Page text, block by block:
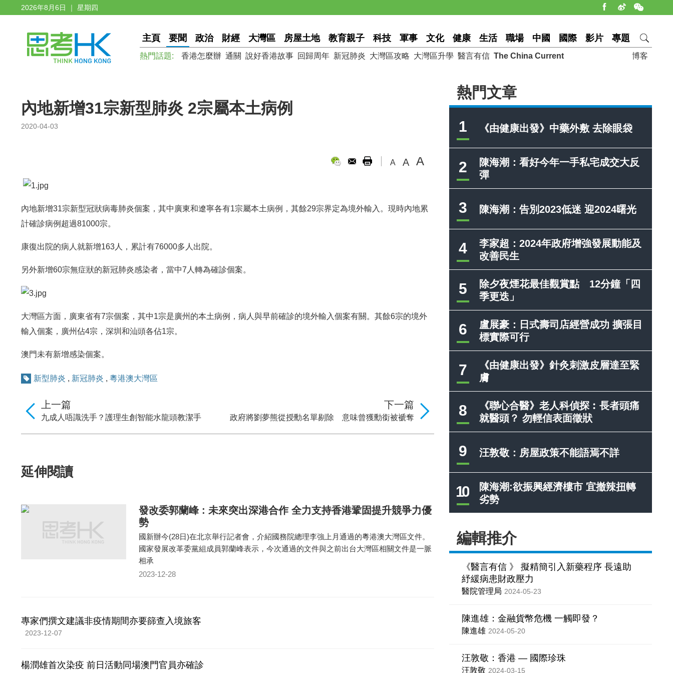
2026年8月6日 ｜ 星期四
主頁 要聞 政治 財經 大灣區 房屋土地 教育親子 科技 軍事 文化 健康 生活 職場 中國 國際 影片 專題
博客
熱門話題: 香港怎麼辦 通關 說好香港故事 回歸周年 新冠肺炎 大灣區攻略 大灣區升學 醫言有信 The China Current
熱門文章
1 《由健康出發》中藥外敷 去除眼袋
2
陳海潮：看好今年一手私宅成交大反
彈
3 陳海潮：告別2023低迷 迎2024曙光
4
李家超：2024年政府增強發展動能及
改善民生
5
除夕夜煙花最佳觀賞點 12分鐘「四
季更迭」
6
盧展豪：日式壽司店經營成功 擴張目
標實際可行
7
《由健康出發》針灸刺激皮層達至緊
膚
8
《聯心合醫》老人科偵探︰長者頭痛
就醫頭？ 勿輕信表面徵狀
9 汪敦敬：房屋政策不能語焉不詳
10
陳海潮:欲振興經濟樓市 宜撤辣扭轉
劣勢
編輯推介
《醫言有信 》 擬精簡引入新藥程序 長遠助
紓緩病患財政壓力
醫院管理局 2024-05-23
陳進雄：金融貨幣危機 一觸即發？
陳進雄 2024-05-20
汪敦敬：香港 — 國際珍珠
汪敦敬 2024-03-15
內地新增31宗新型肺炎 2宗屬本土病例
2020-04-03
A A A
內地新增31宗新型冠狀病毒肺炎個案，其中廣東和遼寧各有1宗屬本土病例，其餘29宗界定為境外輸入。現時內地累
計確診病例超過81000宗。
康復出院的病人就新增163人，累計有76000多人出院。
另外新增60宗無症狀的新冠肺炎感染者，當中7人轉為確診個案。
大灣區方面，廣東省有7宗個案，其中1宗是廣州的本土病例，病人與早前確診的境外輸入個案有關。其餘6宗的境外
輸入個案，廣州佔4宗，深圳和汕頭各佔1宗。
澳門未有新增感染個案。
新型肺炎 , 新冠肺炎 , 粵港澳大灣區
下一篇
政府將劉夢熊從授勳名單剔除 意味曾獲勳銜被褫奪
上一篇
九成人唔識洗手？護理生創智能水龍頭教潔手
延伸閱讀
發改委郭蘭峰 : 未來突出深港合作 全力支持香港鞏固提升競爭力優
勢
國新辦今(28日)在北京舉行記者會，介紹國務院總理李強上月通過的粵港澳大灣區文件。
國家發展改革委黨組成員郭蘭峰表示，今次通過的文件與之前出台大灣區相關文件是一脈
相承
2023-12-28
專家們撰文建議非疫情期間亦要篩查入境旅客
2023-12-07
楊潤雄首次染疫 前日活動同場澳門官員亦確診